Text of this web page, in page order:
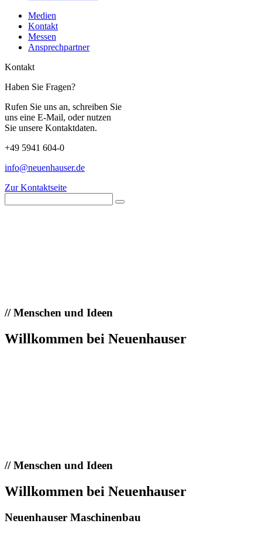
Medien
Kontakt
Messen
Ansprechpartner
Kontakt
Haben Sie Fragen?
Rufen Sie uns an, schreiben Sie
uns eine E-Mail, oder nutzen
Sie unsere Kontaktdaten.
+49 5941 604-0
info@neuenhauser.de
Zur Kontaktseite
//Menschen und Ideen
Willkommen bei Neuenhauser
//Menschen und Ideen
Willkommen bei Neuenhauser
Neuenhauser Maschinenbau